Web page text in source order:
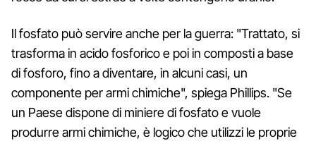
Il fosfato può servire anche per la guerra: "Trattato, si
trasforma in acido fosforico e poi in composti a base
di fosforo, fino a diventare, in alcuni casi, un
componente per armi chimiche", spiega Phillips. "Se
un Paese dispone di miniere di fosfato e vuole
produrre armi chimiche, è logico che utilizzi le proprie